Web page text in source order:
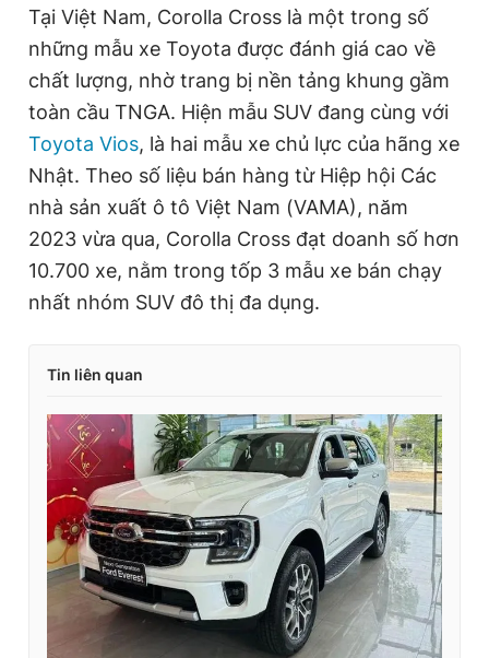
Tại Việt Nam, Corolla Cross là một trong số
những mẫu xe Toyota được đánh giá cao về
chất lượng, nhờ trang bị nền tảng khung gầm
toàn cầu TNGA. Hiện mẫu SUV đang cùng với
Toyota Vios, là hai mẫu xe chủ lực của hãng xe
Nhật. Theo số liệu bán hàng từ Hiệp hội Các
nhà sản xuất ô tô Việt Nam (VAMA), năm
2023 vừa qua, Corolla Cross đạt doanh số hơn
10.700 xe, nằm trong tốp 3 mẫu xe bán chạy
nhất nhóm SUV đô thị đa dụng.
Tin liên quan